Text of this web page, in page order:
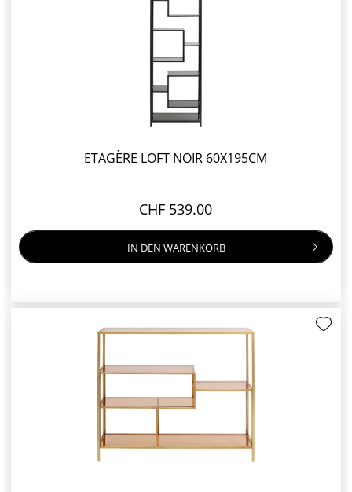
ETAGÈRE LOFT NOIR 60X195CM
CHF 539.00
IN DEN WARENKORB